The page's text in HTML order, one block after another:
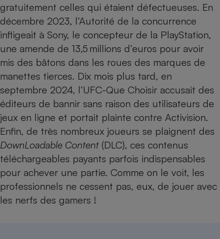
gratuitement celles qui étaient défectueuses. En
décembre 2023, l’Autorité de la concurrence
infligeait à Sony, le concepteur de la Play­Station,
une amende de 13,5 millions d’euros pour avoir
mis des bâtons dans les roues des marques de
manettes tierces. Dix mois plus tard, en
septembre 2024, l’UFC-Que Choisir accusait des
éditeurs de bannir sans raison des utilisateurs de
jeux en ligne et portait plainte contre Activision.
Enfin, de très nombreux joueurs se plaignent des
DownLoadable Content (DLC), ces contenus
téléchargeables payants parfois indispensables
pour achever une partie. Comme on le voit, les
professionnels ne cessent pas, eux, de jouer avec
les nerfs des gamers !